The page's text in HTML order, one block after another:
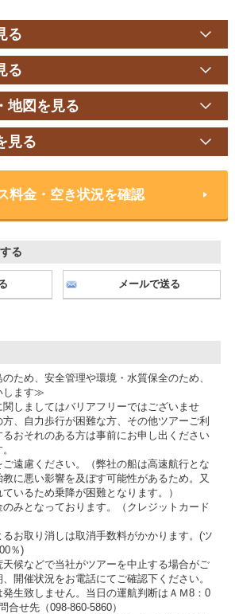
る
る
地図を見る
見る
料金・空き状況を確認
る
メールで送る
ため、安全管理や環境・水質保全のため、
します≫
関しましてはバリアフリーではございませ
、自力歩行が困難な方、その他ツアーご利
おそれのある方は事前にお申し出ください
ご遠慮ください。（弊社の船は高速航行とな
に悪い影響を及ぼす可能性があるため。又
いるため乗降が困難となります。）
のみとなっております。（クレジットカード
るお取り消しは取消手数料がかかります。(ツ
％)
天候などで当社がツアーを中止する場合がご
開催状況をお電話にてご確認下ください。
生致しません。当日の運航判断はＡＭ8：0
合せ先（098-860-5860）